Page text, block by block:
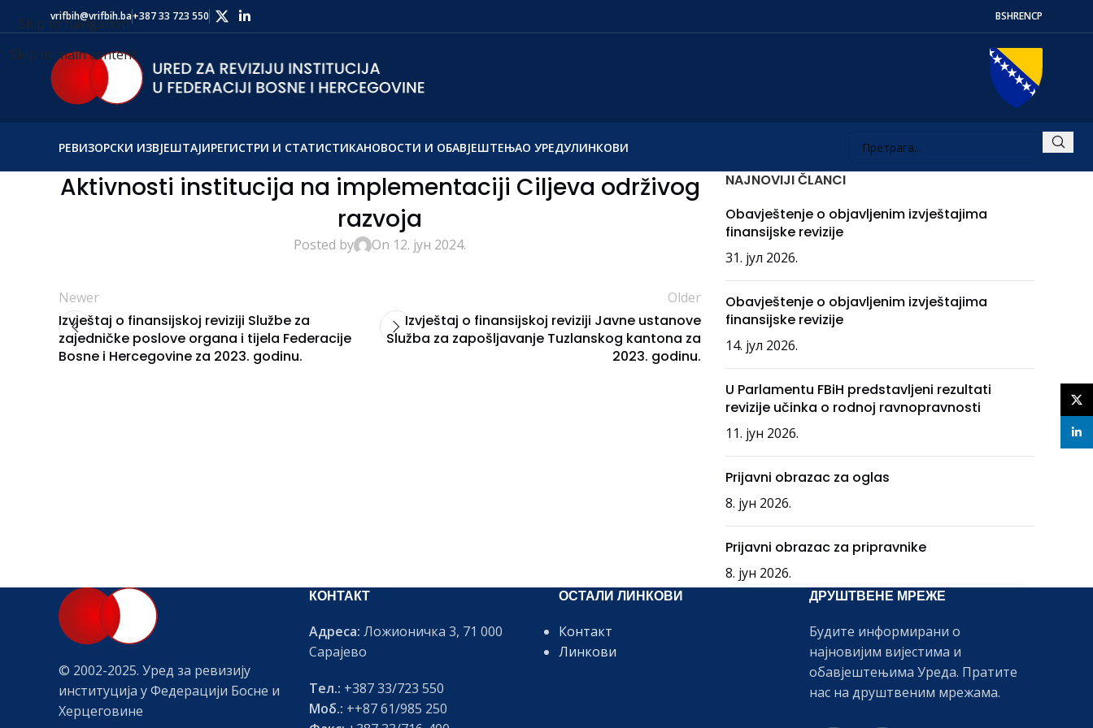
Skip to navigation
Skip to main content
vrifbih@vrifbih.ba+387 33 723 550 BSHRENСР
РЕВИЗОРСКИ ИЗВЈЕШТАЈИРЕГИСТРИ И СТАТИСТИКАНОВОСТИ И ОБАВЈЕШТЕЊАО УРЕДУЛИНКОВИ
Aktivnosti institucija na implementaciji Ciljeva održivog
razvoja
Posted by On 12. јун 2024.
Newer
Izvještaj o finansijskoj reviziji Službe za
zajedničke poslove organa i tijela Federacije
Bosne i Hercegovine za 2023. godinu.
Older
Izvještaj o finansijskoj reviziji Javne ustanove
Služba za zapošljavanje Tuzlanskog kantona za
2023. godinu.
NAJNOVIJI ČLANCI
Obavještenje o objavljenim izvještajima
finansijske revizije
31. јул 2026.
Obavještenje o objavljenim izvještajima
finansijske revizije
14. јул 2026.
U Parlamentu FBiH predstavljeni rezultati
revizije učinka o rodnoj ravnopravnosti
11. јун 2026.
Prijavni obrazac za oglas
8. јун 2026.
Prijavni obrazac za pripravnike
8. јун 2026.
© 2002-2025. Уред за ревизију
институција у Федерацији Босне и
Херцеговине
КОНТАКТ
Адреса: Ложионичка 3, 71 000
Сарајево
Тел.: +387 33/723 550
Моб.: ++87 61/985 250
ОСТАЛИ ЛИНКОВИ
Контакт
Линкови
ДРУШТВЕНЕ МРЕЖЕ
Будите информирани о
најновијим вијестима и
обавјештењима Уреда. Пратите
нас на друштвеним мрежама.